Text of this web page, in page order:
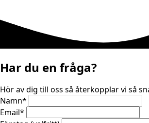
Har du en fråga?
Hör av dig till oss så återkopplar vi så
Namn*
Email*